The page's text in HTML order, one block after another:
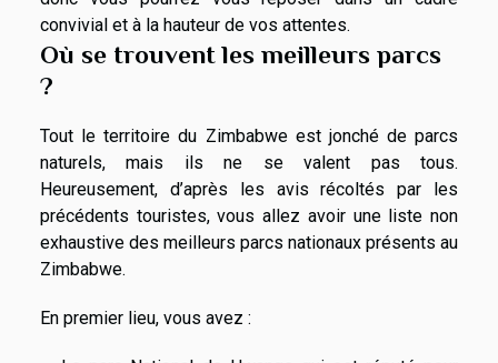
convivial et à la hauteur de vos attentes.
Où se trouvent les meilleurs parcs
?
Tout le territoire du Zimbabwe est jonché de parcs
naturels, mais ils ne se valent pas tous.
Heureusement, d’après les avis récoltés par les
précédents touristes, vous allez avoir une liste non
exhaustive des meilleurs parcs nationaux présents au
Zimbabwe.
En premier lieu, vous avez :